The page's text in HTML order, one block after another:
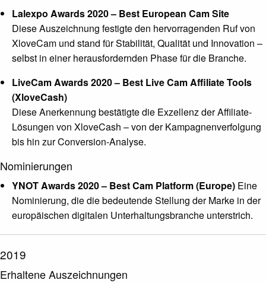
Lalexpo Awards 2020 – Best European Cam Site
Diese Auszeichnung festigte den hervorragenden Ruf von
XloveCam und stand für Stabilität, Qualität und Innovation –
selbst in einer herausfordernden Phase für die Branche.
LiveCam Awards 2020 – Best Live Cam Affiliate Tools
(XloveCash)
Diese Anerkennung bestätigte die Exzellenz der Affiliate-
Lösungen von XloveCash – von der Kampagnenverfolgung
bis hin zur Conversion-Analyse.
Nominierungen
YNOT Awards 2020 – Best Cam Platform (Europe) Eine
Nominierung, die die bedeutende Stellung der Marke in der
europäischen digitalen Unterhaltungsbranche unterstrich.
2019
Erhaltene Auszeichnungen